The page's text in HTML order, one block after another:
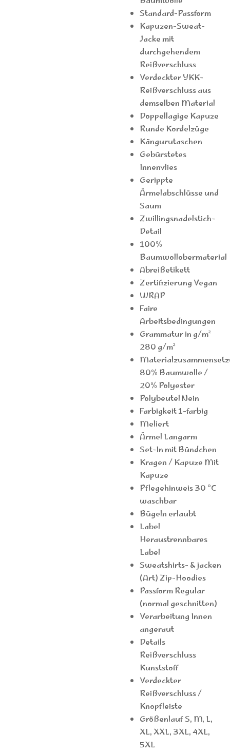
Standard-Passform
Kapuzen-Sweat-
Jacke mit
durchgehendem
Reißverschluss
Verdeckter YKK-
Reißverschluss aus
demselben Material
Doppellagige Kapuze
Runde Kordelzüge
Kängurutaschen
Gebürstetes
Innenvlies
Gerippte
Ärmelabschlüsse und
Saum
Zwillingsnadelstich-
Detail
100%
Baumwollobermaterial
Abreißetikett
Zertifizierung Vegan
WRAP
Faire
Arbeitsbedingungen
Grammatur in g/m²
280 g/m²
80% Baumwolle /
20% Polyester
Polybeutel Nein
Farbigkeit 1-farbig
Meliert
Ärmel Langarm
Set-In mit Bündchen
Kragen / Kapuze Mit
Kapuze
Pflegehinweis 30 °C
waschbar
Bügeln erlaubt
Label
Heraustrennbares
Label
Sweatshirts- & jacken
(Art) Zip-Hoodies
Passform Regular
(normal geschnitten)
Verarbeitung Innen
angeraut
Details
Reißverschluss
Kunststoff
Verdeckter
Reißverschluss /
Knopfleiste
Größenlauf S, M, L,
XL, XXL, 3XL, 4XL,
5XL